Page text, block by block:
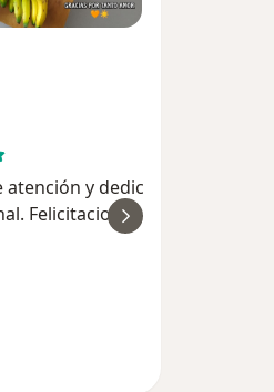
atención y dedicación. Muy
Felicitaciones